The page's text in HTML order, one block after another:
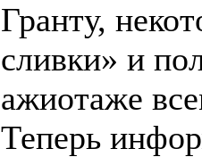
Гранту,
сливки» и
ажиотаже
Теперь